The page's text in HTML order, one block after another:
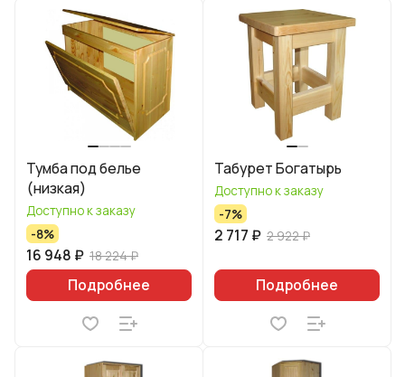
Тумба под белье
(низкая)
Доступно к заказу
-8%
16 948 ₽ 18 224 ₽
Подробнее
Табурет Богатырь
Доступно к заказу
-7%
2 717 ₽ 2 922 ₽
Подробнее